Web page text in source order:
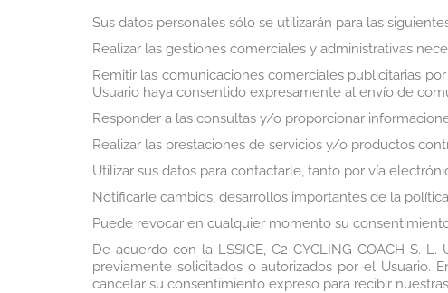
Sus datos personales sólo se utilizarán para las
Realizar las gestiones comerciales y administrativas
Remitir las comunicaciones comerciales publicitarias
Usuario haya consentido expresamente al envío de
Responder a las consultas y/o proporcionar
Realizar las prestaciones de servicios y/o productos
Utilizar sus datos para contactarle, tanto por vía
Notificarle cambios, desarrollos importantes de la
Puede revocar en cualquier momento su
De acuerdo con la LSSICE, C2 CYCLING COACH S.
previamente solicitados o autorizados por el Usuario.
cancelar su consentimiento expreso para recibir